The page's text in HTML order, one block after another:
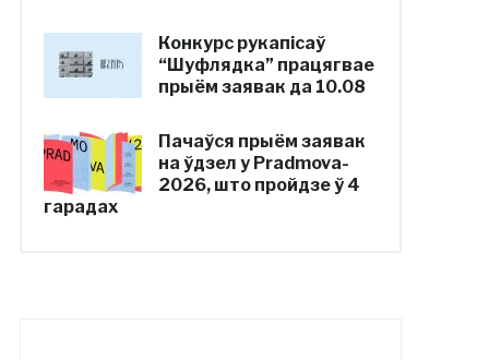
Конкурс рукапісаў
“Шуфлядка” працягвае
прыём заявак да 10.08
Пачаўся прыём заявак
на ўдзел у Pradmova-
2026, што пройдзе ў 4
гарадах